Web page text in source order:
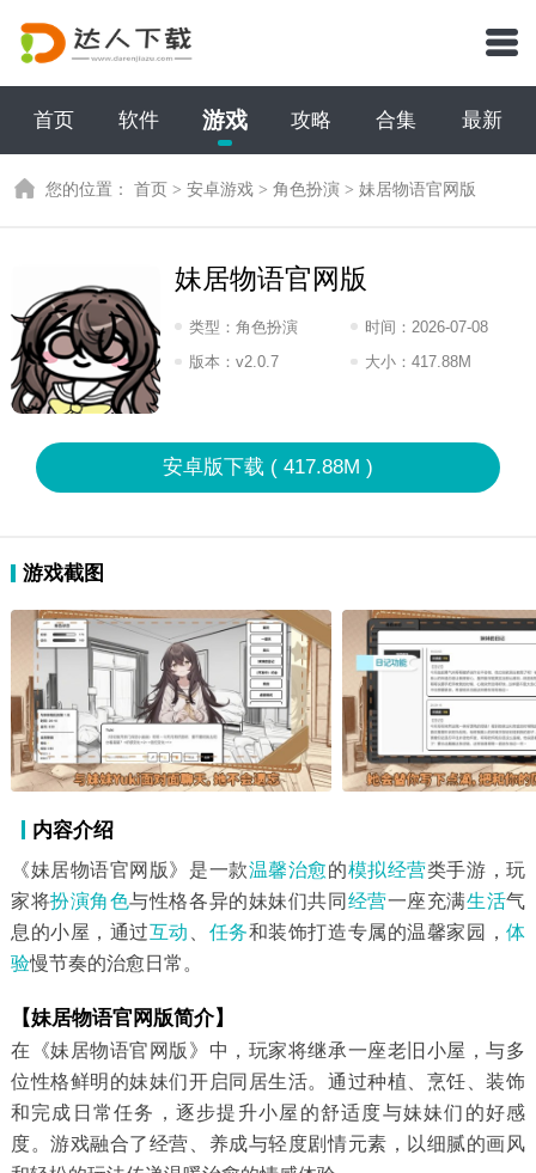
首页 软件 游戏 攻略 合集 最新
您的位置：首页 >安卓游戏 >角色扮演 >妹居物语官网版
妹居物语官网版
类型：角色扮演 时间： 2026-07-08
12:2026
版本：v2.0.7 大小： 417.88M
安卓版下载 ( 417.88M )
游戏截图
内容介绍
《妹居物语官网版》是一款温馨治愈的模拟经营类手游，玩
家将扮演角色与性格各异的妹妹们共同 经营一座充满生活气
息的小屋，通过互动 任务和装饰打造专属的温馨家园，体
验慢节奏的治愈日常。
【妹居物语官网版简介】
在《妹居物语官网版》中，玩家将继承一座老旧小屋，与多
位性格鲜明的妹妹们开启同居生活。通过种植、烹饪、装饰
和完成日常任务，逐步提升小屋的舒适度与妹妹们的好感
度。游戏融合了经营、养成与轻度剧情元素，以细腻的画风